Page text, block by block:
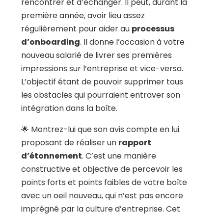
première année, avoir lieu assez
régulièrement pour aider au processus
d’onboarding. Il donne l’occasion à votre
nouveau salarié de livrer ses premières
impressions sur l’entreprise et vice-versa.
L’objectif étant de pouvoir supprimer tous
les obstacles qui pourraient entraver son
intégration dans la boîte.
🌟 Montrez-lui que son avis compte en lui
proposant de réaliser un rapport
d’étonnement. C’est une manière
constructive et objective de percevoir les
points forts et points faibles de votre boîte
avec un oeil nouveau, qui n’est pas encore
imprégné par la culture d’entreprise. Cet